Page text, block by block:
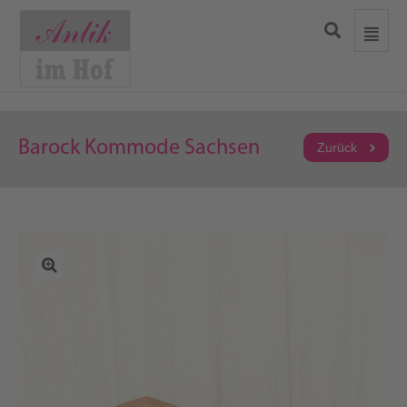
Barock Kommode Sachsen Zurück